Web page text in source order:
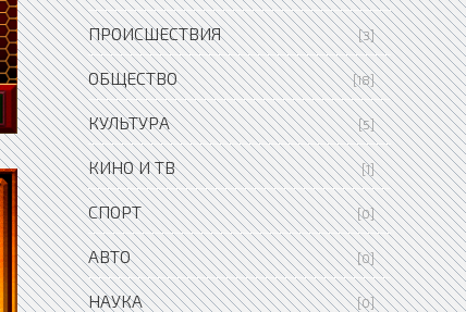
ПРОИСШЕСТВИЯ [3]
ОБЩЕСТВО [18]
КУЛЬТУРА [5]
КИНО И ТВ [1]
СПОРТ [0]
АВТО [0]
НАУКА [0]